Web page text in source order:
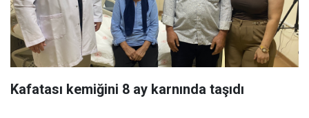
Kafatası kemiğini 8 ay karnında taşıdı